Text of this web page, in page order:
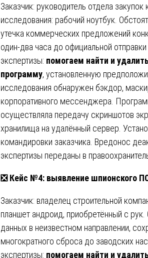
Заказчик: руководитель отдела
исследования: рабочий ноутбук.
утечка коммерческих предложений
один-два часа до официальной
экспертизы: помогаем найти и
программу, установленную
исследования обнаружен бэкдор,
корпоративного мессенджера.
осуществляла передачу скриншотов
хранилища на удалённый сервер.
командировки заказчика. Вредонос
экспертизы переданы в
❎Кейс №4: выявление шпионского
Заказчик: владелец строительной
планшет андроид, приобретённый с рук.
данных в неизвестном направлении,
многократного сброса до заводских
экспертизы: помогаем найти и